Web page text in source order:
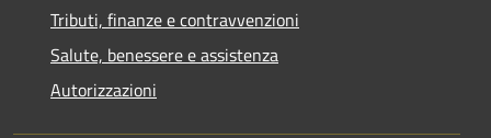
Tributi, finanze e contravvenzioni
Salute, benessere e assistenza
Autorizzazioni